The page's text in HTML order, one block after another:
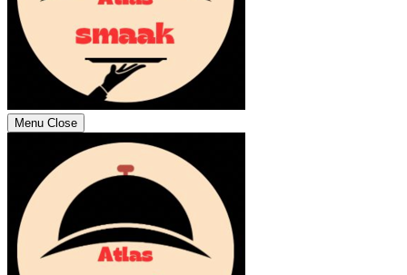
Menu Close